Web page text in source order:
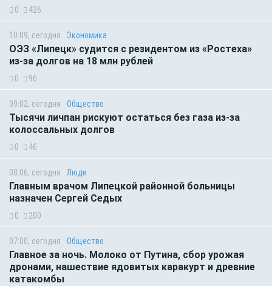
0 426
10:09, сегодня Экономика
ОЭЗ «Липецк» судится с резидентом из «Ростеха»
из-за долгов на 18 млн рублей
0 96
09:02, сегодня Общество
Тысячи личпан рискуют остаться без газа из-за
колоссальных долгов
0 46
08:06, сегодня Люди
Главным врачом Липецкой районной больницы
назначен Сергей Седых
0 200
07:00, сегодня Общество
Главное за ночь. Молоко от Путина, сбор урожая
дронами, нашествие ядовитых каракурт и древние
катакомбы